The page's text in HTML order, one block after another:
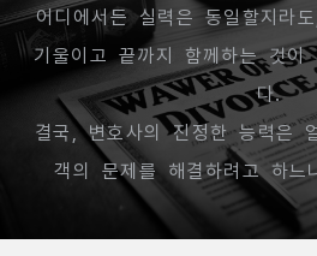
어디에서든 실력은 동일할지라
기울이고 끝까지 함께하는 것
다.
결국, 변호사의 진정한 능력은
객의 문제를 해결하려고 하느